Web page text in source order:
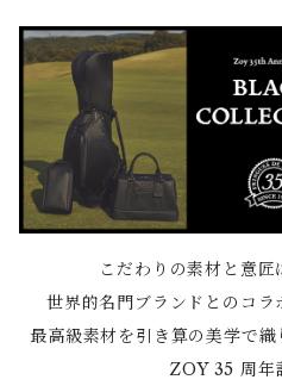
こだわりの素材と意匠
世界的名門ブランドとのコラ
最高級素材を引き算の美学で織
ZOY 35 周年